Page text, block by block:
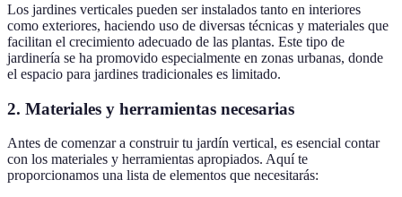
Los jardines verticales pueden ser instalados tanto en interiores
como exteriores, haciendo uso de diversas técnicas y materiales que
facilitan el crecimiento adecuado de las plantas. Este tipo de
jardinería se ha promovido especialmente en zonas urbanas, donde
el espacio para jardines tradicionales es limitado.
2. Materiales y herramientas necesarias
Antes de comenzar a construir tu jardín vertical, es esencial contar
con los materiales y herramientas apropiados. Aquí te
proporcionamos una lista de elementos que necesitarás: